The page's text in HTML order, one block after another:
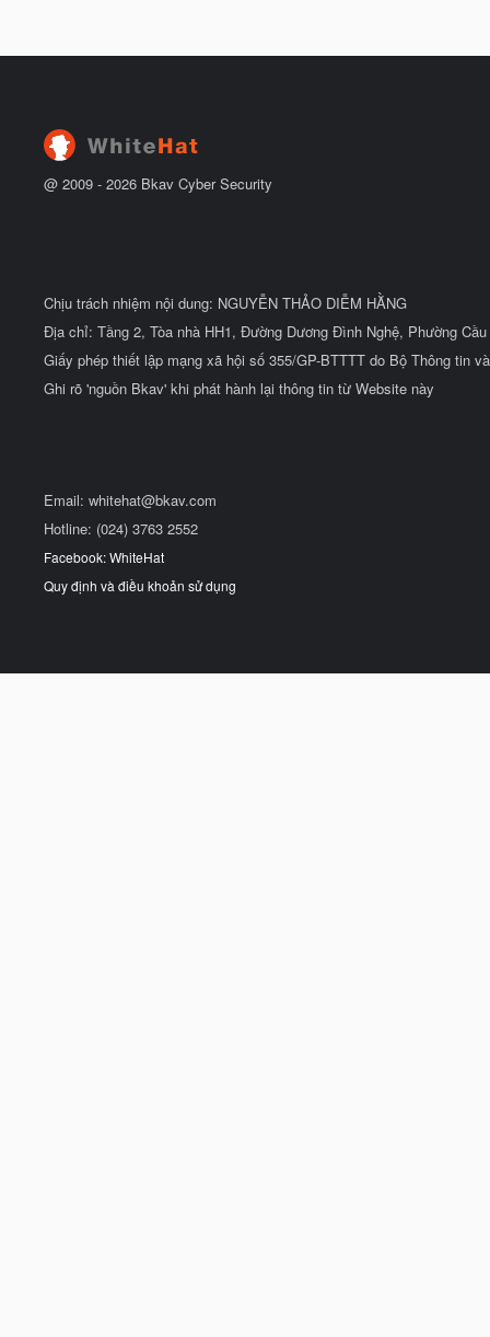
@ 2009 - 2026 Bkav Cyber Security
Chịu trách nhiệm nội dung: NGUYỄN THẢO DIỄM HẰNG
Địa chỉ: Tầng 2, Tòa nhà HH1, Đường Dương Đình Nghệ, Phường
Giấy phép thiết lập mạng xã hội số 355/GP-BTTTT do Bộ Thông tin
Ghi rõ 'nguồn Bkav' khi phát hành lại thông tin từ Website này
Email: whitehat@bkav.com
Hotline: (024) 3763 2552
Facebook: WhiteHat
Quy định và điều khoản sử dụng